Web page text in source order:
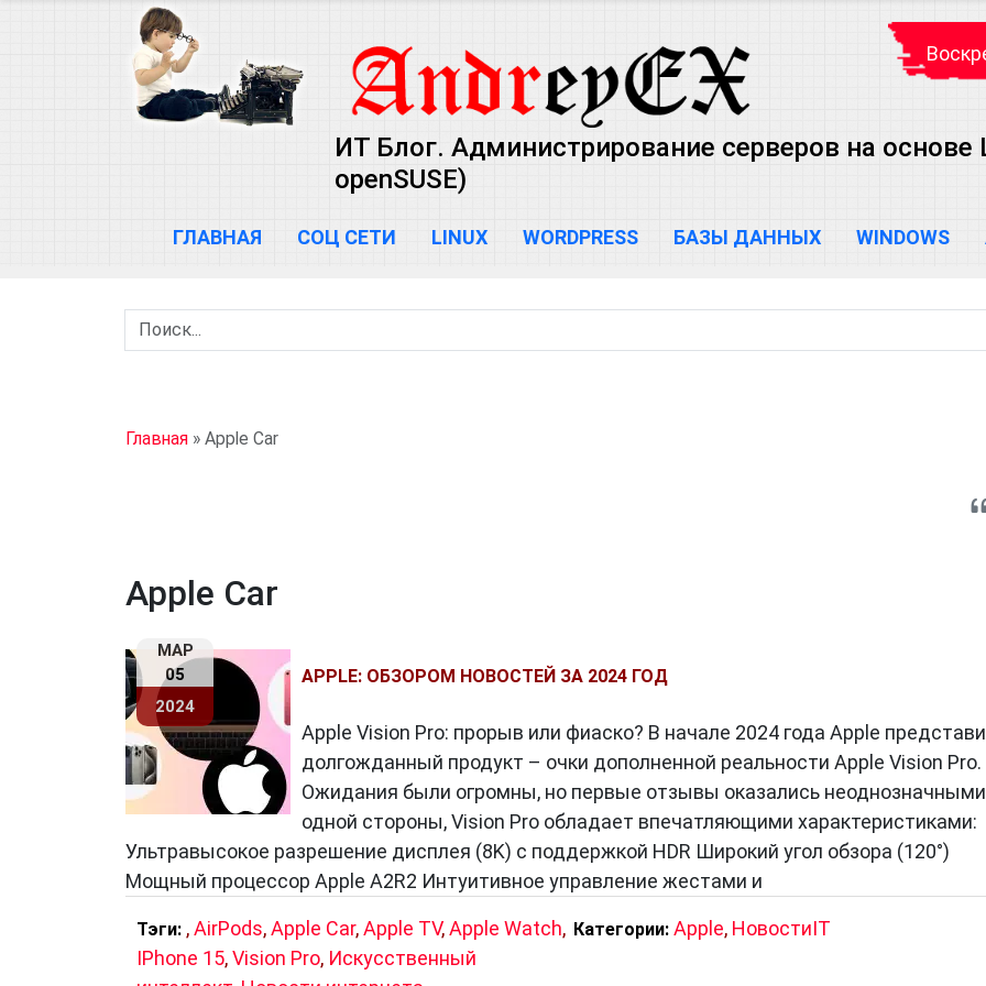
ИТ Блог. Администрирование серверов на основе
openSUSE)
ГЛАВНАЯ СОЦ СЕТИ LINUX WORDPRESS БАЗЫ ДАННЫХ WINDOWS
Главная » Apple Car
Apple Car
МАР
05
2024
APPLE: ОБЗОРОМ НОВОСТЕЙ ЗА 2024 ГОД
Apple Vision Pro: прорыв или фиаско? В начале 2024 года Apple
долгожданный продукт – очки дополненной реальности Apple Vision Pro.
Ожидания были огромны, но первые отзывы оказались
одной стороны, Vision Pro обладает впечатляющими характеристиками:
Ультравысокое разрешение дисплея (8K) с поддержкой HDR Широкий угол обзора (120°)
Мощный процессор Apple A2R2 Интуитивное управление жестами и
Тэги: ,AirPods,Apple Car,Apple TV,Apple Watch,
IPhone 15,Vision Pro, Искусственный
Категории: Apple, НовостиIT